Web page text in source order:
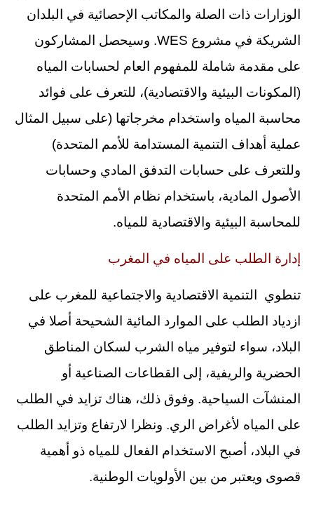
الوزارات ذات الصلة والمكاتب الإحصائية في البلدان
الشريكة في مشروع WES. وسيحصل المشاركون
على مقدمة شاملة للمفهوم العام لحسابات المياه
(المكونات البيئية والاقتصادية)، للتعرف على فوائد
محاسبة المياه واستخدام مخرجاتها (على سبيل المثال
عملية أهداف التنمية المستدامة للأمم المتحدة)
وللتعرف على حسابات التدفق المادي وحسابات
الأصول المادية، باستخدام نظام الأمم المتحدة
للمحاسبة البيئية والاقتصادية للمياه.
إدارة الطلب على المياه في المغرب
تنطوي التنمية الاقتصادية والاجتماعية للمغرب على
ازدياد الطلب على الموارد المائية الشحيحة أصلا في
البلاد، سواء لتوفير مياه الشرب لسكان المناطق
الحضرية والريفية، إلى القطاعات الصناعية أو
المنشآت السياحية. وفوق ذلك، هناك تزايد في الطلب
على المياه لأغراض الري. ونظرا لارتفاع وتزايد الطلب
في البلاد، أصبح الاستخدام الفعال للمياه ذو أهمية
قصوى ويعتبر من بين الأولويات الوطنية.